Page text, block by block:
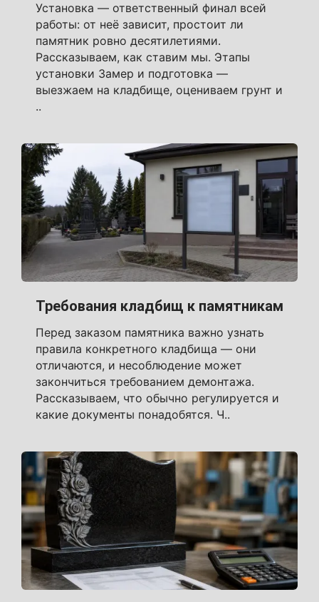
Установка — ответственный финал всей
работы: от неё зависит, простоит ли
памятник ровно десятилетиями.
Рассказываем, как ставим мы. Этапы
установки Замер и подготовка —
выезжаем на кладбище, оцениваем грунт и
..
Требования кладбищ к памятникам
Перед заказом памятника важно узнать
правила конкретного кладбища — они
отличаются, и несоблюдение может
закончиться требованием демонтажа.
Рассказываем, что обычно регулируется и
какие документы понадобятся. Ч..